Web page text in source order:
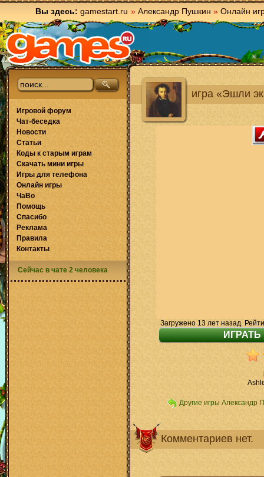
Вы здесь: gamestart.ru » Александр Пушкин » Онлайн
игра «Эшли
Загружено 13 лет назад.
Другие игры Александр
Комментариев нет.
Игровой форум
Чат-беседка
Новости
Статьи
Коды к старым играм
Скачать мини игры
Игры для телефона
Онлайн игры
ЧаВо
Помощь
Спасибо
Реклама
Правила
Контакты
Сейчас в чате 2 человека